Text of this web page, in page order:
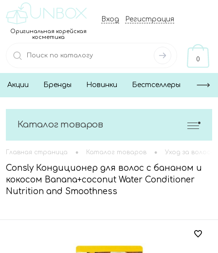
Оригинальная корейская
косметика
Вход Регистрация
0
Акции Бренды Новинки Бестселлеры
Каталог товаров
Главная страница • Каталог товаров • Уход за
Consly Кондиционер для волос с бананом и
кокосом Banana+coconut Water Conditioner
Nutrition and Smoothness